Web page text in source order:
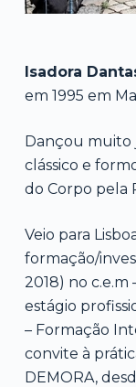
Isadora
em 1995 em
Dançou muito
clássico e
do Corpo pela
Veio para
formação/
2018) no
estágio
– Formação
convite à
DEMORA,